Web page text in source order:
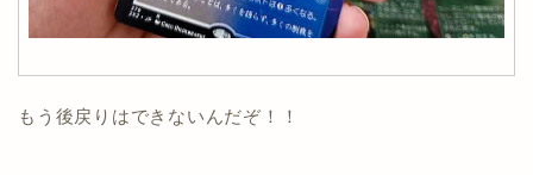
もう後戻りはできないんだぞ！！